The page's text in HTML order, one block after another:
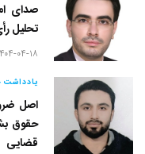
صدای
تحلیل
۱۴۰۴-۰۴-
اصل
حقوق
قضایی